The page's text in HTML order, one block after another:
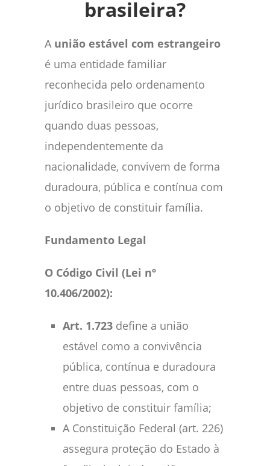
brasileira?
A união estável com estrangeiro
é uma entidade familiar
reconhecida pelo ordenamento
jurídico brasileiro que ocorre
quando duas pessoas,
independentemente da
nacionalidade, convivem de forma
duradoura, pública e contínua com
o objetivo de constituir família.
Fundamento Legal
O Código Civil (Lei nº
10.406/2002):
Art. 1.723 define a união
estável como a convivência
pública, contínua e duradoura
entre duas pessoas, com o
objetivo de constituir família;
A Constituição Federal (art. 226)
assegura proteção do Estado à